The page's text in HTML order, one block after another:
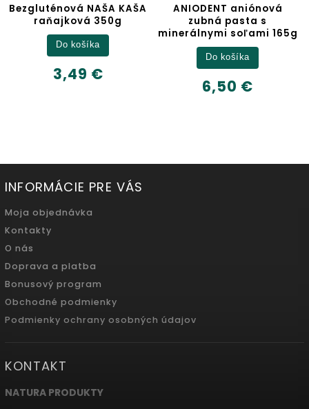
KAŠA
ANIODENT aniónová
zubná pasta s
minerálnymi soľami 165g
Jablčný
6,32 €
Detail
INFORMÁCIE PRE VÁS
Moja objednávka
Kontakty
O nás
Doprava a platba
Bonusový program
Obchodné podmienky
Podmienky ochrany osobných údajov
KONTAKT
NATURA PRODUKTY